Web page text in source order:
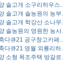
솔고개 소구리하우스...
솔고개 솔농원의 농부...
솔고개 학강산 소나무...
솔농원의 영원한 농사...
다큐21 공구창고카페...
다큐21 영월 외룡리하...
소형 목조주택 방갈로...